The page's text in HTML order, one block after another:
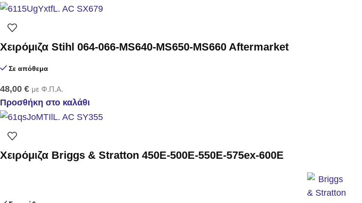
Χειρόμιζα Stihl 064-066-MS640-MS650-MS660 Aftermarket
Σε απόθεμα
48,00 € με Φ.Π.Α.
Προσθήκη στο καλάθι
Χειρόμιζα Briggs & Stratton 450E-500E-550E-575ex-600E